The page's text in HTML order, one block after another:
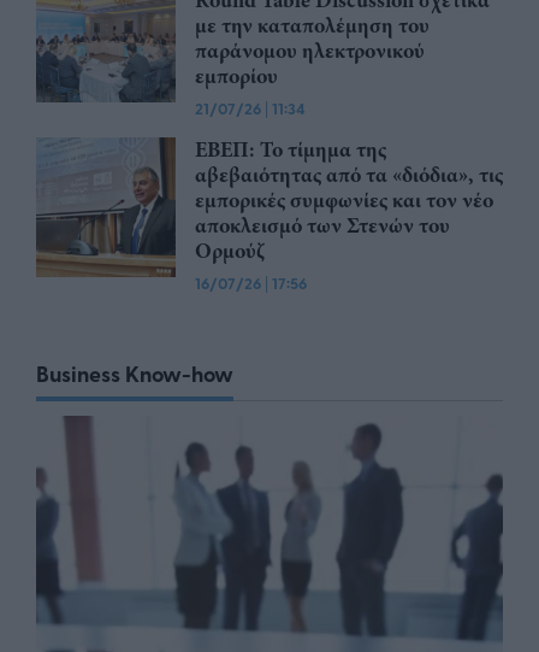
με την καταπολέμηση του
παράνομου ηλεκτρονικού
εμπορίου
21/07/26 | 11:34
ΕΒΕΠ: Το τίμημα της
αβεβαιότητας από τα «διόδια», τις
εμπορικές συμφωνίες και τον νέο
αποκλεισμό των Στενών του
Ορμούζ
16/07/26 | 17:56
Business Know-how